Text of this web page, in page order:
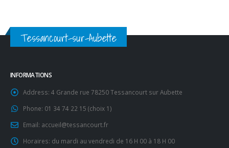
Tessancourt-sur-Aubette
INFORMATIONS
Address: 4 Grande rue 78250 Tessancourt sur Aubette
Phone: 01 34 74 22 15 (choix 1)
Email: accueil@tessancourt.fr
Horaires: du mardi au vendredi de 16 H 00 à 18 H 00